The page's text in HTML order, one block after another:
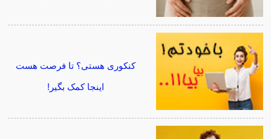
کنکوری هستی؟ تا فرصت هست
اینجا کمک بگیر!